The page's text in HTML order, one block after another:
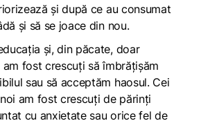
și după ce au consumat
și să se joace din nou.
și, din păcate, doar
fost crescuți să îmbrățișăm
sau să acceptăm haosul. Cei
am fost crescuți de părinți
cu anxietate sau orice fel de